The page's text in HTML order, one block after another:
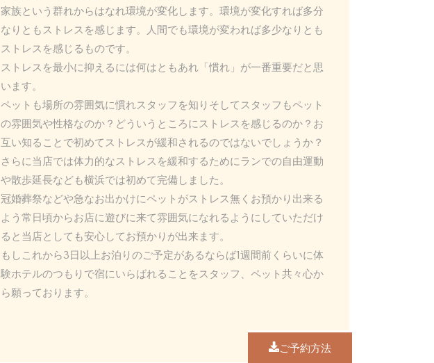
家族という群れからはなれ環境が変化します。環境が変化すれば多分
なりともストレスを感じます。人間でも環境が変われば多少なりとも
ストレスを感じるものです。
ストレスを最小に抑えるには何はともあれ「慣れ」が一番重要だと思
います。
ペットも場所の雰囲気に慣れスタッフを知りそしてスタッフもペット
の雰囲気や性格なのか？どういうところにストレスを感じるのか？お
互い知ることで初めてストレスが緩和されるのではないでしょうか？
さらに当店では体力的なストレスを緩和するためにランでの自由運動
や散歩延長なども横浜では初めて完備しました。
冠婚葬祭などや急なお出かけにペットがストレス無くお預かり出来る
よう常日頃からお店に遊びに来て雰囲気になれるようにしていただけ
ると当店としても安心してお預かりが出来ます。
もしこれから3日以上お泊りのご予定があるならば1週間前くらいに体
験ホテルのつもりで宿にいらばれることをスタッフ、ペット共々心か
ら願っております。
ご予約方法